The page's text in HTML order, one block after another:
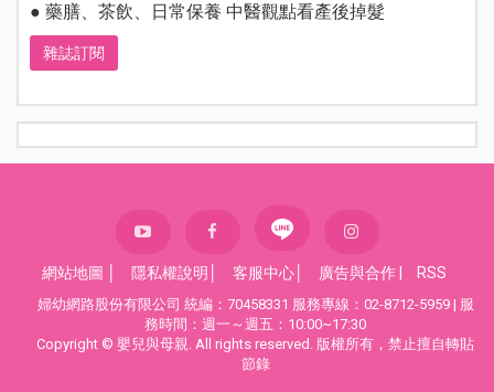
● 藥膳、茶飲、日常保養 中醫觀點看產後掉髮
雜誌訂閱
網站地圖 隱私權說明 客服中心 廣告與合作 RSS
婦幼網路股份有限公司 統編：70458331 服務專線：02-8712-5959 | 服
務時間：週一～週五：10:00~17:30
Copyright © 嬰兒與母親. All rights reserved. 版權所有，禁止擅自轉貼
節錄